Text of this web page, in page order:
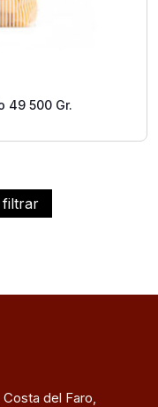
filtrar
49 500 Gr.
del Faro,